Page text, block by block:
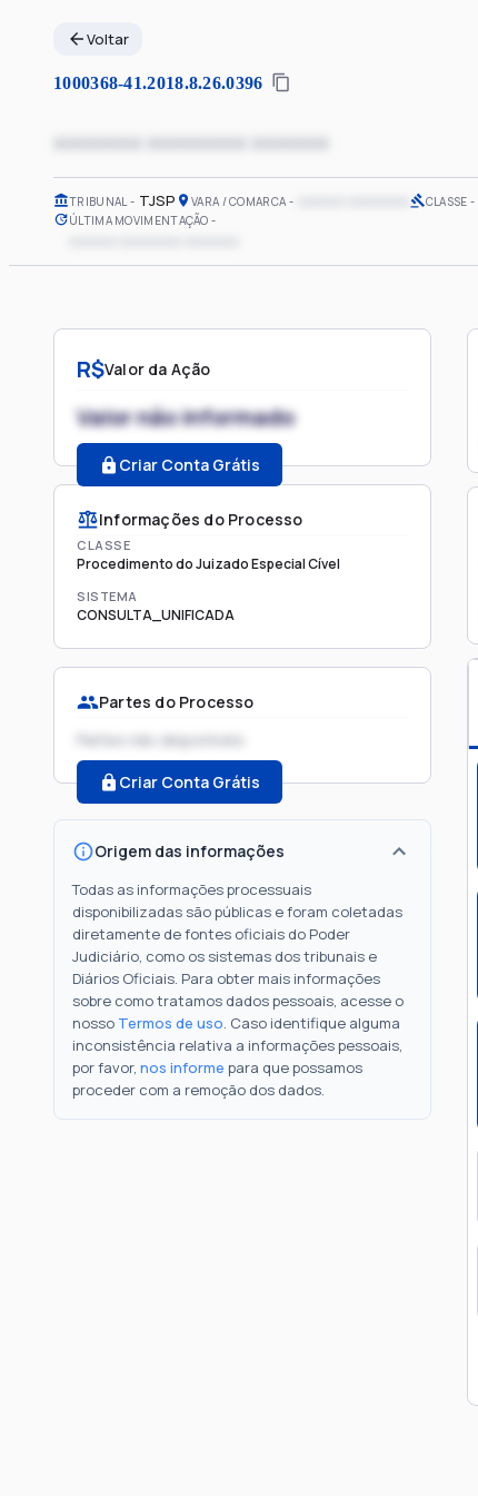
Voltar
1000368-41.2018.8.26.0396
xxxxxxxx xxxxxxxxx xxxxxxx
TRIBUNAL TJSP VARA / COMARCA CLASSE
ÚLTIMA MOVIMENTAÇÃO
R$Valor da Ação
Valor não informado
Criar Conta Grátis
Informações do Processo
CLASSE
Procedimento do Juizado Especial Cível
SISTEMA
CONSULTA_UNIFICADA
Partes do Processo
Partes não disponíveis
Criar Conta Grátis
Origem das informações
Todas as informações processuais
disponibilizadas são públicas e foram coletadas
diretamente de fontes oficiais do Poder
Judiciário, como os sistemas dos tribunais e
Diários Oficiais. Para obter mais informações
sobre como tratamos dados pessoais, acesse o
nosso Termos de uso. Caso identifique alguma
inconsistência relativa a informações pessoais,
por favor, nos informe para que possamos
proceder com a remoção dos dados.